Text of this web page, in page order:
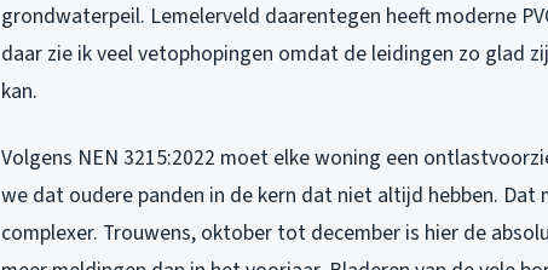
grondwaterpeil. Lemelerveld daarentegen heeft moderne
daar zie ik veel vetophopingen omdat de leidingen zo glad
kan.
Volgens NEN 3215:2022 moet elke woning een
we dat oudere panden in de kern dat niet altijd hebben. Dat
complexer. Trouwens, oktober tot december is hier de